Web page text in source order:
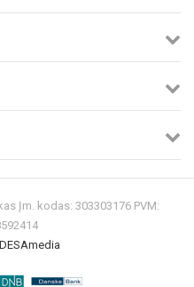
Įm. kodas: 303303176 PVM:
DESAmedia